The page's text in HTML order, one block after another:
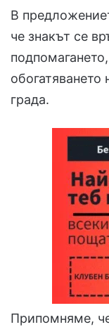
В
че знакът се
обогатяването
града.
Припомняме,